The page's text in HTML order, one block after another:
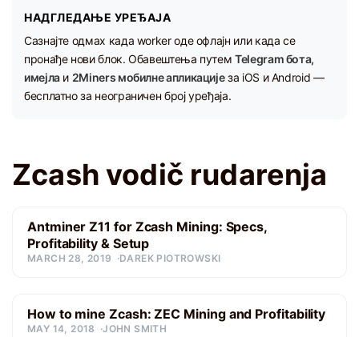
НАДГЛЕДАЊЕ УРЕЂАЈА
Сазнајте одмах када worker оде офлајн или када се
пронађе нови блок. Обавештења путемTelegram бота,
имејлаи 2Miners мобилне апликацијеза iOS и Android —
бесплатно за неограничен број уређаја.
Zcash vodič rudarenja
Antminer Z11 for Zcash Mining: Specs,
Profitability & Setup
MARCH 28, 2019 DAREK PIOTROWSKI
How to mine Zcash: ZEC Mining and Profitability
MAY 14, 2018 JOHN SMITH